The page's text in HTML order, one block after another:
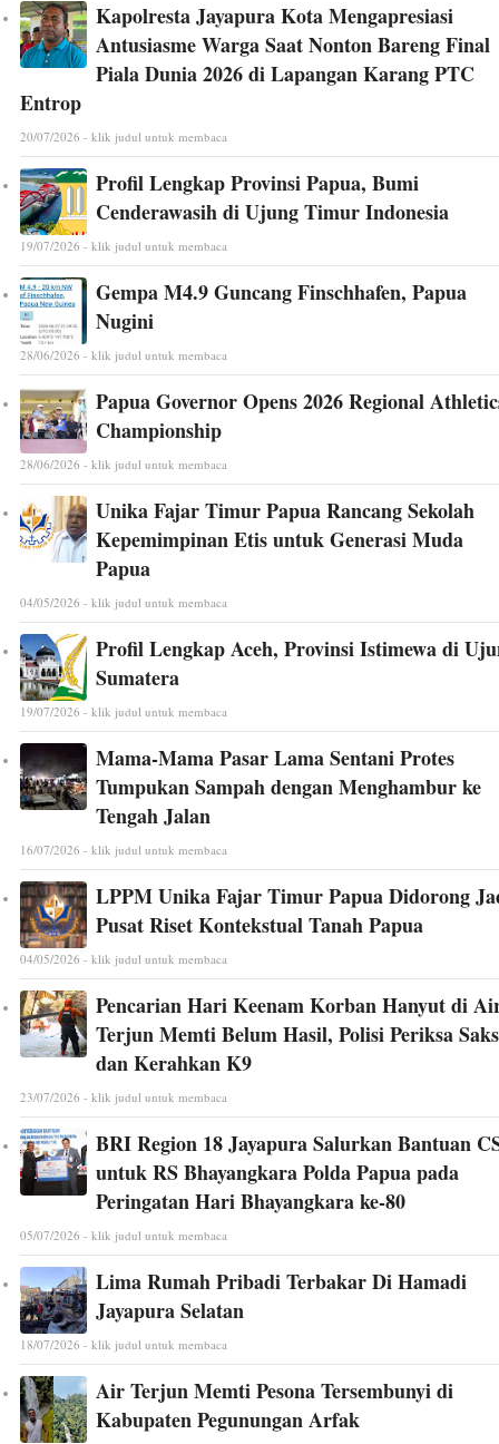
Kapolresta Jayapura Kota Mengapresiasi
Antusiasme Warga Saat Nonton Bareng Final
Piala Dunia 2026 di Lapangan Karang PTC
Entrop
20/07/2026 - klik judul untuk membaca
Profil Lengkap Provinsi Papua, Bumi
Cenderawasih di Ujung Timur Indonesia
19/07/2026 - klik judul untuk membaca
Gempa M4.9 Guncang Finschhafen, Papua
Nugini
28/06/2026 - klik judul untuk membaca
Papua Governor Opens 2026 Regional
Championship
28/06/2026 - klik judul untuk membaca
Unika Fajar Timur Papua Rancang Sekolah
Kepemimpinan Etis untuk Generasi Muda
Papua
04/05/2026 - klik judul untuk membaca
Profil Lengkap Aceh, Provinsi Istimewa di
Sumatera
19/07/2026 - klik judul untuk membaca
Mama-Mama Pasar Lama Sentani Protes
Tumpukan Sampah dengan Menghambur ke
Tengah Jalan
16/07/2026 - klik judul untuk membaca
LPPM Unika Fajar Timur Papua Didorong
Pusat Riset Kontekstual Tanah Papua
04/05/2026 - klik judul untuk membaca
Pencarian Hari Keenam Korban Hanyut di
Terjun Memti Belum Hasil, Polisi Periksa
dan Kerahkan K9
23/07/2026 - klik judul untuk membaca
BRI Region 18 Jayapura Salurkan Bantuan
untuk RS Bhayangkara Polda Papua pada
Peringatan Hari Bhayangkara ke-80
05/07/2026 - klik judul untuk membaca
Lima Rumah Pribadi Terbakar Di Hamadi
Jayapura Selatan
18/07/2026 - klik judul untuk membaca
Air Terjun Memti Pesona Tersembunyi di
Kabupaten Pegunungan Arfak